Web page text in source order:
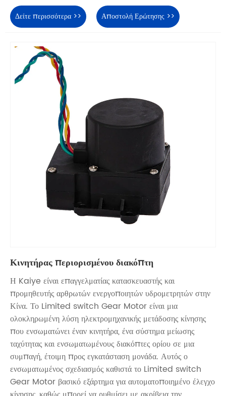
Δείτε περισσότερα >> Αποστολή Ερώτησης >>
Κινητήρας περιορισμένου διακόπτη
Η Kaiye είναι επαγγελματίας κατασκευαστής και
προμηθευτής αρθρωτών ενεργοποιητών υδρομετρητών στην
Κίνα. Το Limited switch Gear Motor είναι μια
ολοκληρωμένη λύση ηλεκτρομηχανικής μετάδοσης κίνησης
που ενσωματώνει έναν κινητήρα, ένα σύστημα μείωσης
ταχύτητας και ενσωματωμένους διακόπτες ορίου σε μια
συμπαγή, έτοιμη προς εγκατάσταση μονάδα. Αυτός ο
ενσωματωμένος σχεδιασμός καθιστά το Limited switch
Gear Motor βασικό εξάρτημα για αυτοματοποιημένο έλεγχο